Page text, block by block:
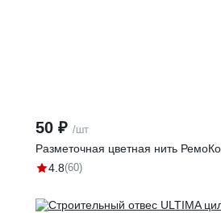
50 ₽ /шт
Разметочная цветная нить
4.8(60)